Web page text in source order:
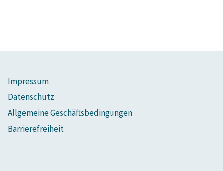
Impressum
Datenschutz
Allgemeine Geschäftsbedingungen
Barrierefreiheit